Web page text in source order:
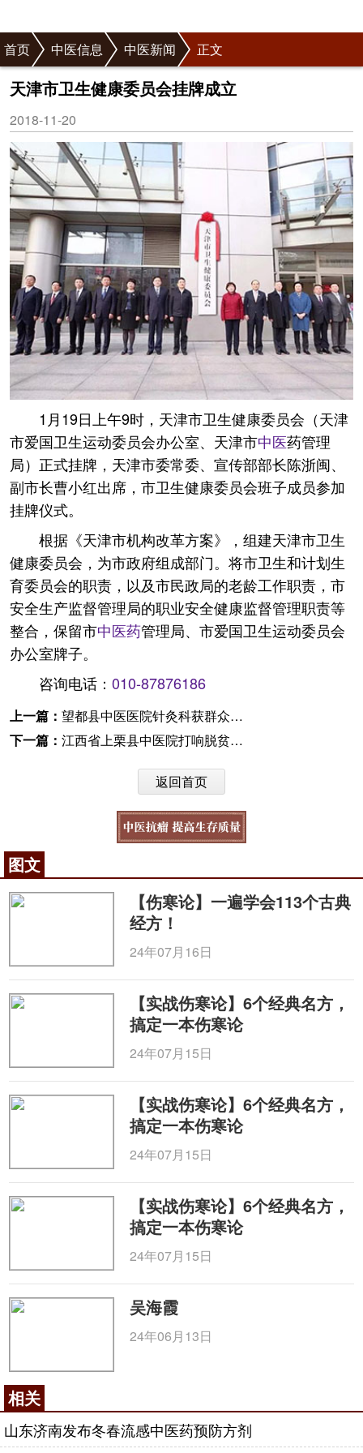
首页 中医信息 中医新闻 正文
天津市卫生健康委员会挂牌成立
2018-11-20
1月19日上午9时，天津市卫生健康委员会（天津
市爱国卫生运动委员会办公室、天津市中医药管理
局）正式挂牌，天津市委常委、宣传部部长陈浙闽、
副市长曹小红出席，市卫生健康委员会班子成员参加
挂牌仪式。
根据《天津市机构改革方案》，组建天津市卫生
健康委员会，为市政府组成部门。将市卫生和计划生
育委员会的职责，以及市民政局的老龄工作职责，市
安全生产监督管理局的职业安全健康监督管理职责等
整合，保留市中医药管理局、市爱国卫生运动委员会
办公室牌子。
咨询电话： 010-87876186
上一篇： 望都县中医医院针灸科获群众点赞
下一篇： 江西省上栗县中医院打响脱贫攻坚“秋冬会战”
返回首页
图文
【伤寒论】一遍学会113个古典
经方！
24年07月16日
【实战伤寒论】6个经典名方，
搞定一本伤寒论
24年07月15日
【实战伤寒论】6个经典名方，
搞定一本伤寒论
24年07月15日
【实战伤寒论】6个经典名方，
搞定一本伤寒论
24年07月15日
吴海霞
24年06月13日
相关
山东济南发布冬春流感中医药预防方剂